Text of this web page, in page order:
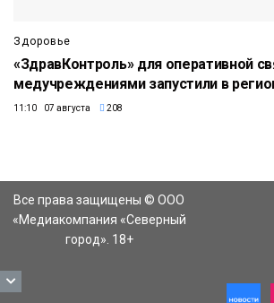
Здоровье
«ЗдравКонтроль» для оперативной
медучреждениями запустили в
11:10 07 августа 208
Все права защищены © ООО
«Медиакомпания «Северный
город». 18+